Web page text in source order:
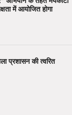
में आयोजित होगा
प्रशासन की त्वरित